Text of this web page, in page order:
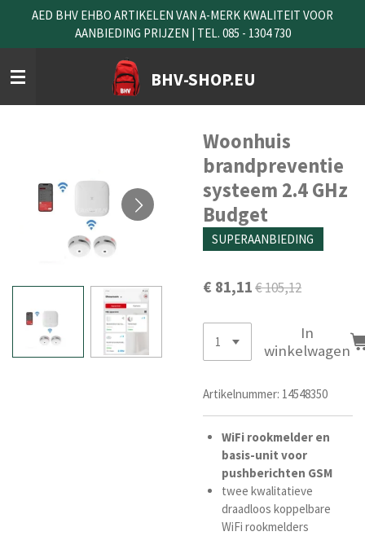
naar
de
hoofdinhoud
BHV-SHOP.EU
AED BHV EHBO ARTIKELEN VAN A-MERK KWALITEIT VOOR
AANBIEDING PRIJZEN | TEL. 085 - 1304 730
Woonhuis
brandpreventie
systeem 2.4 GHz
Budget
SUPERAANBIEDING
€ 81,11€ 105,12
In
winkelwagen
Artikelnummer: 14548350
WiFi rookmelder en
basis-unit voor
pushberichten GSM
twee kwalitatieve
draadloos koppelbare
WiFi rookmelders